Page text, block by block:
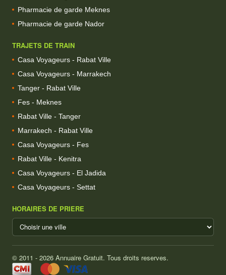
Pharmacie de garde Meknes
Pharmacie de garde Nador
TRAJETS DE TRAIN
Casa Voyageurs - Rabat Ville
Casa Voyageurs - Marrakech
Tanger - Rabat Ville
Fes - Meknes
Rabat Ville - Tanger
Marrakech - Rabat Ville
Casa Voyageurs - Fes
Rabat Ville - Kenitra
Casa Voyageurs - El Jadida
Casa Voyageurs - Settat
HORAIRES DE PRIERE
© 2011 - 2026 Annuaire Gratuit. Tous droits reserves.